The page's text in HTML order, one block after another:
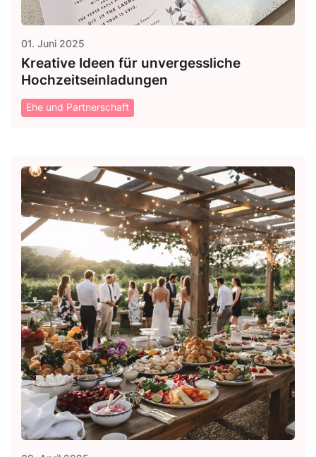
01. Juni 2025
Kreative Ideen für unvergessliche
Hochzeitseinladungen
Ehe und Partnerschaft